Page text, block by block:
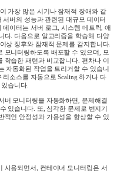
가장 많은 시기나 잠재적 장애와 같
서버의 성능과 관련된 대규모 데이터
데이터는 서버 로그 ,시스템 메트릭 ,애
다. 다음으로 알고리즘을 학습해 다양
상 징후와 잠재적 문제를 감지합니다.
모니터링하도록 배포할 수 있으며
모
학습한 패턴과 비교합니다 편차나 이
자동화된 작업을 트리거할 수 있습니
리소스를 자동으로 Scaling하거나 다
있습니다
버 모니터링을 자동화하면
문제해결
있습니다. 또 ,심각한 문제로 번지기
적인 안정성과 가용성을 향상할 수 있
사용되면서
컨테이너 모니터링은 서